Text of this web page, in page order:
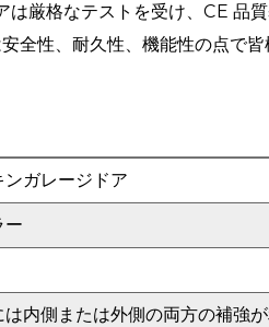
は厳格なテストを受け、CE 品
全性、耐久性、機能性の点で
ンガレージドア
ー
は内側または外側の両方の補強